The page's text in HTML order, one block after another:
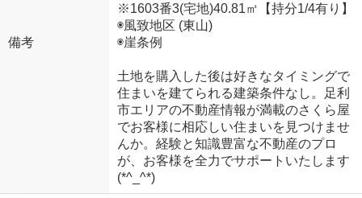
備考
※1603番3(宅地)40.81㎡【持分1/4有り】
◉風致地区 (東山)
◉崖条例
土地を購入した後は好きなタイミングで
住まいを建てられる建築条件なし。足利
市エリアの不動産情報が満載のさくら屋
でお客様に相応しい住まいを見つけませ
んか。経験と知識豊富な不動産のプロ
が、お客様を全力でサポートいたします
(*^_^*)